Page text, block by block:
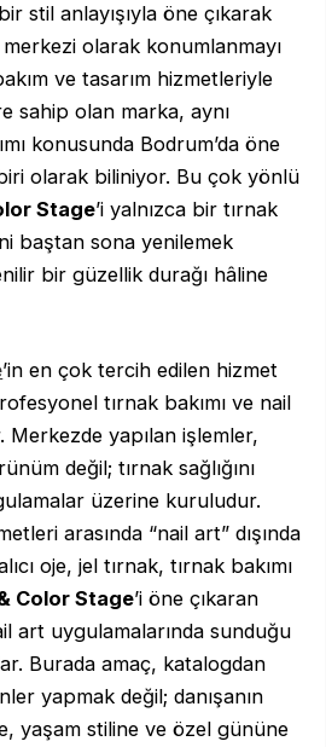
stil anlayışıyla öne çıkarak
olarak konumlanmayı
ve tasarım hizmetleriyle
sahip olan marka, aynı
konusunda Bodrum’da öne
olarak biliniyor. Bu çok yönlü
Stage’i yalnızca bir tırnak
baştan sona yenilemek
bir güzellik durağı hâline
’in en çok tercih edilen hizmet
tırnak bakımı ve nail
Merkezde yapılan işlemler,
değil; tırnak sağlığını
üzerine kuruludur.
arasında “nail art” dışında
oje, jel tırnak, tırnak bakımı
Color Stage’i öne çıkaran
art uygulamalarında sunduğu
Burada amaç, katalogdan
yapmak değil; danışanın
yaşam stiline ve özel gününe